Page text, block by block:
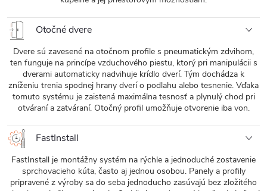
Otočné dvere
Dvere sú zavesené na otočnom profile s pneumatickým zdvihom,
ten funguje na princípe vzduchového piestu, ktorý pri manipulácii s
dverami automaticky nadvihuje krídlo dverí. Tým dochádza k
zníženiu trenia spodnej hrany dverí o podlahu alebo tesnenie. Vďaka
tomuto systému je zaistená maximálna tesnosť a plynulý chod pri
otváraní a zatváraní. Otočný profil umožňuje otvorenie iba von.
FastInstall
FastInstall je montážny systém na rýchle a jednoduché zostavenie
sprchovacieho kúta, často aj jednou osobou. Panely a profily
pripravené z výroby sa do seba jednoducho zasúvajú bez zložitého